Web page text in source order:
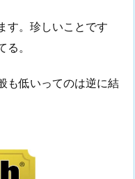
す。珍しいことです
。
も低いってのは逆に結